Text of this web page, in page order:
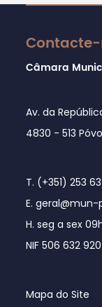
Atualizado
Câmara
Av. da
4830 - 513
T. (+351) 253
E.
H. seg a sex
NIF 506 632 920
Mapa do Site